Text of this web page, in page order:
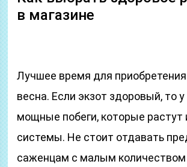
в магазине
Лучшее время для
весна. Если экзот здоровый, то у
мощные побеги, которые растут
системы. Не стоит отдавать
саженцам с малым количеством